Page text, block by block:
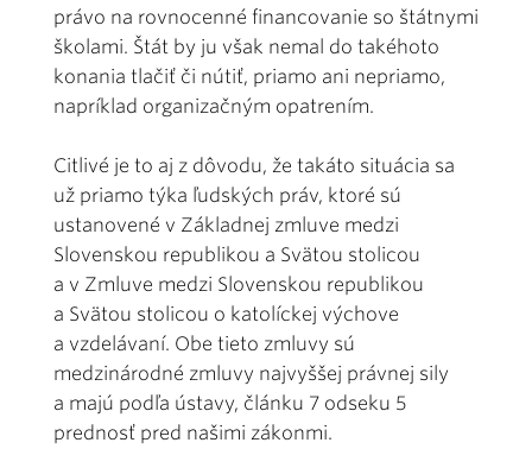
právo na rovnocenné financovanie so štátnymi
školami. Štát by ju však nemal do takéhoto
konania tlačiť či nútiť, priamo ani nepriamo,
napríklad organizačným opatrením.
Citlivé je to aj z dôvodu, že takáto situácia sa
už priamo týka ľudských práv, ktoré sú
ustanovené v Základnej zmluve medzi
Slovenskou republikou a Svätou stolicou
a v Zmluve medzi Slovenskou republikou
a Svätou stolicou o katolíckej výchove
a vzdelávaní. Obe tieto zmluvy sú
medzinárodné zmluvy najvyššej právnej sily
a majú podľa ústavy, článku 7 odseku 5
prednosť pred našimi zákonmi.